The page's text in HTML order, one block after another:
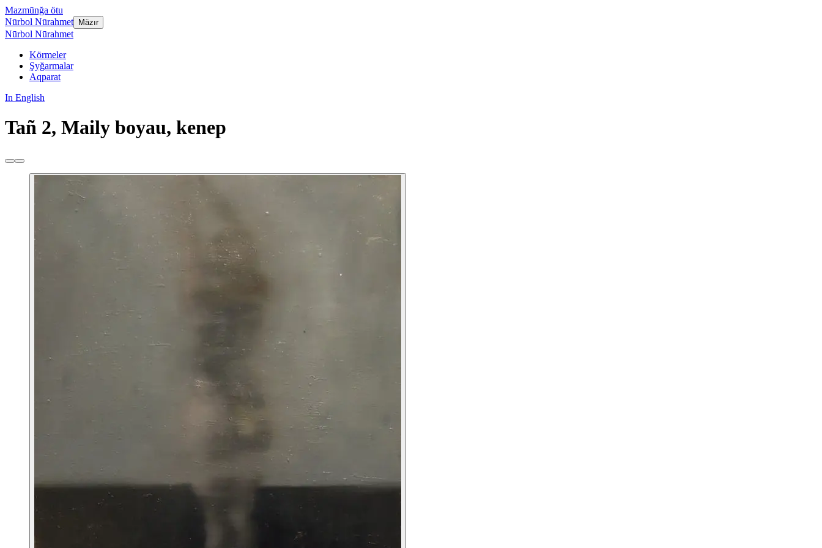
Mazmūnğa ötu
Nūrbol Nūrahmet
Mäzır
Nūrbol Nūrahmet
Körmeler
Şyğarmalar
Aqparat
In English
Tañ 2, Maily boyau, kenep